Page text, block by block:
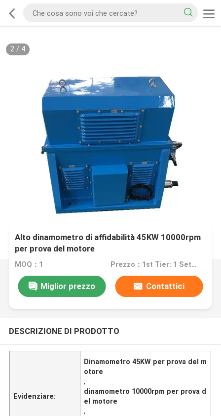
2/ 4
Alto dinamometro di affidabilità 45KW 10000rpm
per prova del motore
MOQ：1 Prezzo：1st Tier: 1 Set, Unit Price USD 3.00 2nd Tier: 2-5 Sets, Unit Price USD 2.00 3rd Tier: Over 5 Sets, Unit Price USD 1.00
Miglior prezzo Contattici
DESCRIZIONE DI PRODOTTO
Evidenziare:
Dinamometro 45KW per prova del m
otore
,
dinamometro 10000rpm per prova d
el motore
,